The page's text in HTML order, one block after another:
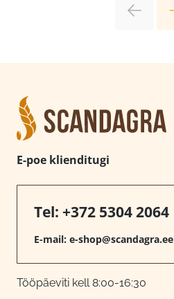
E-poe klienditugi
Tel: +372 5304 2064
E-mail: e-shop@scandagra.ee
Tööpäeviti kell 8:00-16:30